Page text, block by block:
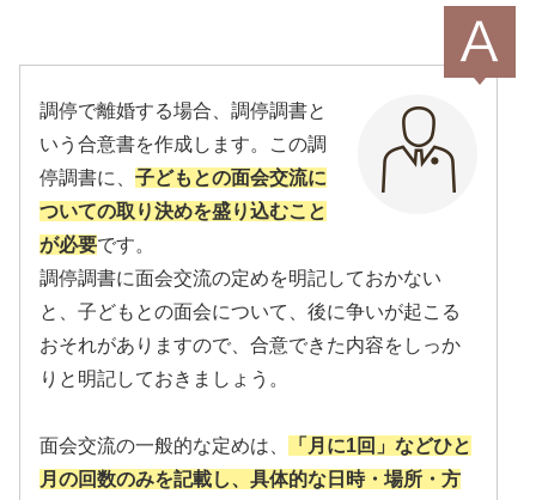
調停で離婚する場合、調停調書と
いう合意書を作成します。この調
停調書に、 子どもとの面会交流に
ついての取り決めを盛り込むこと
が必要です。
調停調書に面会交流の定めを明記しておかない
と、子どもとの面会について、後に争いが起こる
おそれがありますので、合意できた内容をしっか
りと明記しておきましょう。
面会交流の一般的な定めは、
「月に1回」などひと
月の回数のみを記載し、具体的な日時・場所・方